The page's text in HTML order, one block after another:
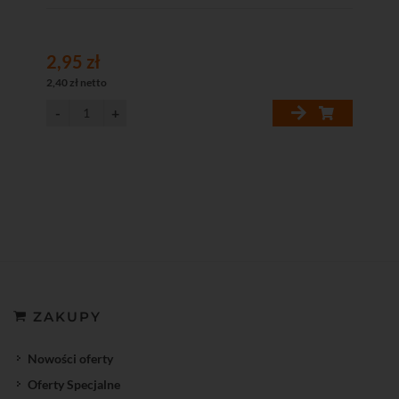
2,95 zł
2,40 zł netto
ZAKUPY
Nowości oferty
Oferty Specjalne